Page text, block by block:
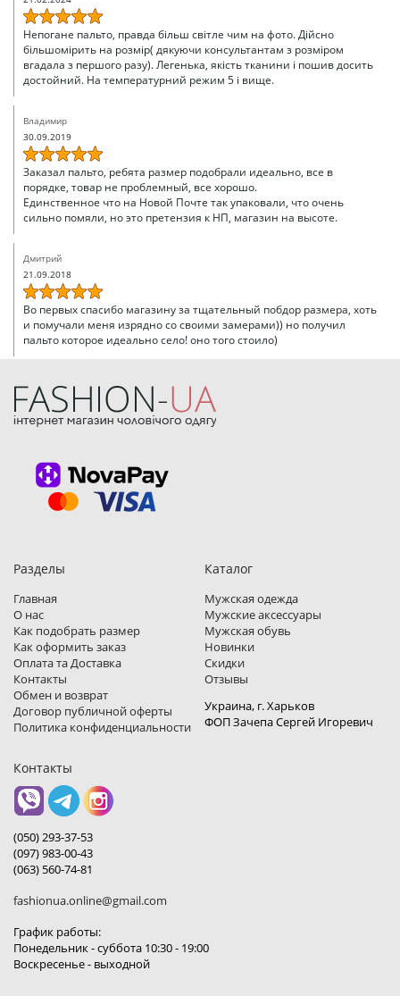
Непогане пальто, правда більш світле чим на фото. Дійсно
більшомірить на розмір( дякуючи консультантам з розміром
вгадала з першого разу). Легенька, якість тканини і пошив досить
достойний. На температурний режим 5 і вище.
Владимир
30.09.2019
Заказал пальто, ребята размер подобрали идеально, все в
порядке, товар не проблемный, все хорошо.
Единственное что на Новой Почте так упаковали, что очень
сильно помяли, но это претензия к НП, магазин на высоте.
Дмитрий
21.09.2018
Во первых спасибо магазину за тщательный побдор размера, хоть
и помучали меня изрядно со своими замерами)) но получил
пальто которое идеально село! оно того стоило)
Получить свои заказы очень просто, ведь мы отправляем
товары по всей Украине:
Черновцы, Сумы, Житомир, Кропивницкий, Хмельницкий,
Бровары, Борисполь, Кременчуг и другие города
Разделы
Главная
О нас
Как подобрать размер
Как оформить заказ
Оплата та Доставка
Контакты
Обмен и возврат
Договор публичной оферты
Политика конфиденциальности
Каталог
Мужская одежда
Мужские аксессуары
Мужская обувь
Новинки
Скидки
Отзывы
Украина, г. Харьков
ФОП Зачепа Сергей Игоревич
Контакты
(050) 293-37-53
(097) 983-00-43
(063) 560-74-81
fashionua.online@gmail.com
График работы:
Понедельник - суббота 10:30 - 19:00
Воскресенье - выходной